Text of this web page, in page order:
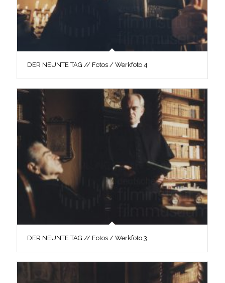
DER NEUNTE TAG // Fotos / Werkfoto 4
DER NEUNTE TAG // Fotos / Werkfoto 3